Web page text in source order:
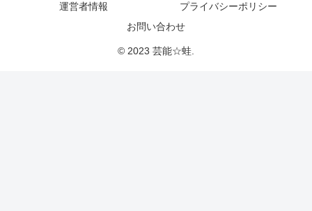
運営者情報
プライバシーポリシー
お問い合わせ
© 2023 芸能☆蛙.